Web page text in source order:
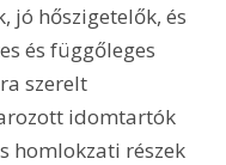
jó hőszigetelők, és
és függőleges
szerelt
idomtartók
homlokzati részek